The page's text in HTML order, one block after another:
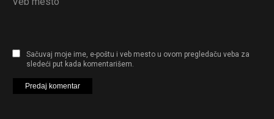
Sačuvaj moje ime, e-poštu i veb mesto u ovom pregledaču veba za
sledeći put kada komentarišem.